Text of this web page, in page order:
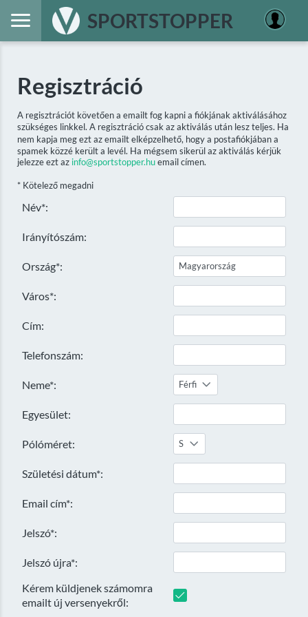
SPORTSTOPPER
Regisztráció
A regisztrációt követően a emailt fog kapni a fiókjának aktiválásához
szükséges linkkel. A regisztráció csak az aktiválás után lesz teljes. Ha
nem kapja meg ezt az emailt elképzelhető, hogy a postafiókjában a
spamek közzé került a levél. Ha mégsem sikerül az aktiválás kérjük
jelezze ezt az info@sportstopper.huemail címen.
* Kötelező megadni
Név*:
Irányítószám:
Ország*:
Város*:
Cím:
Telefonszám:
Neme*: Férfi
Egyesület:
Pólóméret: S
Születési dátum*:
Email cím*:
Jelszó*:
Jelszó újra*:
Kérem küldjenek számomra
emailt új versenyekről: